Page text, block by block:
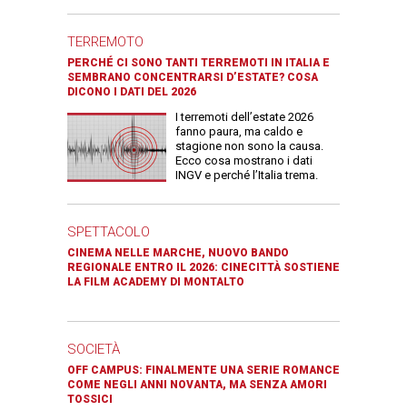
TERREMOTO
PERCHÉ CI SONO TANTI TERREMOTI IN ITALIA E
SEMBRANO CONCENTRARSI D’ESTATE? COSA
DICONO I DATI DEL 2026
I terremoti dell’estate 2026
fanno paura, ma caldo e
stagione non sono la causa.
Ecco cosa mostrano i dati
INGV e perché l’Italia trema.
SPETTACOLO
CINEMA NELLE MARCHE, NUOVO BANDO
REGIONALE ENTRO IL 2026: CINECITTÀ SOSTIENE
LA FILM ACADEMY DI MONTALTO
SOCIETÀ
OFF CAMPUS: FINALMENTE UNA SERIE ROMANCE
COME NEGLI ANNI NOVANTA, MA SENZA AMORI
TOSSICI